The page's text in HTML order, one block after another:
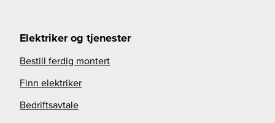
Elektriker og tjenester
Bestill ferdig montert
Finn elektriker
Bedriftsavtale